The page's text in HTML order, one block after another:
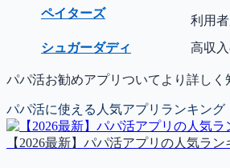
ペイターズ
利用
シュガーダディ
高収
パパ活お勧めアプリついてより詳しく
パパ活に使える人気アプリランキング
【2026最新】パパ活アプリの人気ラ